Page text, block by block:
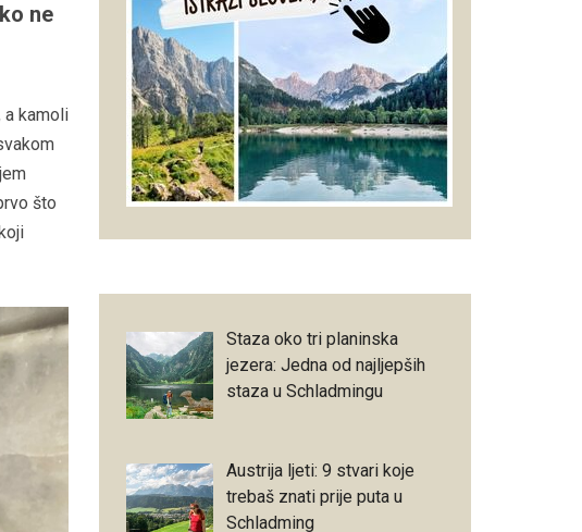
ne
a kamoli
što
Staza oko tri planinska
jezera: Jedna od najljepših
staza u Schladmingu
Austrija ljeti: 9 stvari koje
trebaš znati prije puta u
Schladming